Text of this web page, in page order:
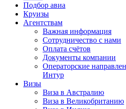
Подбор авиа
Круизы
Агентствам
Важная информация
Сотрудничество с нами
Оплата счётов
Документы компании
Операторские
Интур
Визы
Виза в Австралию
Виза в Великобританию